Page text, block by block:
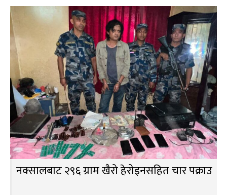
नक्सालबाट २९६ ग्राम खैरो हेरोइनसहित चार पक्राउ